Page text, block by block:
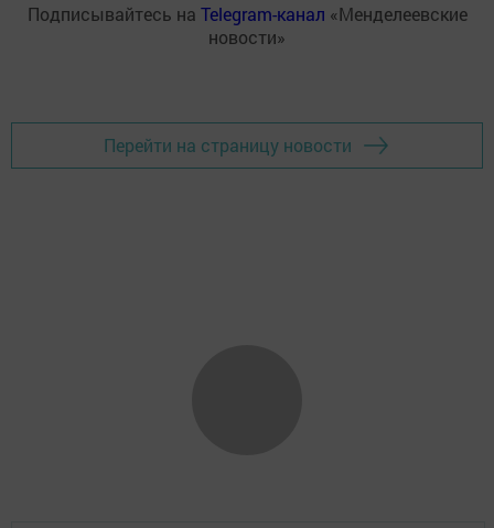
Подписывайтесь на Telegram-канал «Менделеевские
новости»
Перейти на страницу новости